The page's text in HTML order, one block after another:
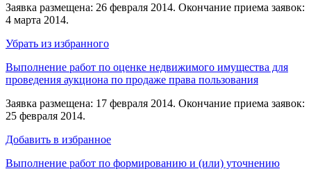
Заявка размещена: 26 февраля 2014. Окончание приема заявок:
4 марта 2014.
Убрать из избранного
Выполнение работ по оценке недвижимого имущества для
проведения аукциона по продаже права пользования
Заявка размещена: 17 февраля 2014. Окончание приема заявок:
25 февраля 2014.
Добавить в избранное
Выполнение работ по формированию и (или) уточнению